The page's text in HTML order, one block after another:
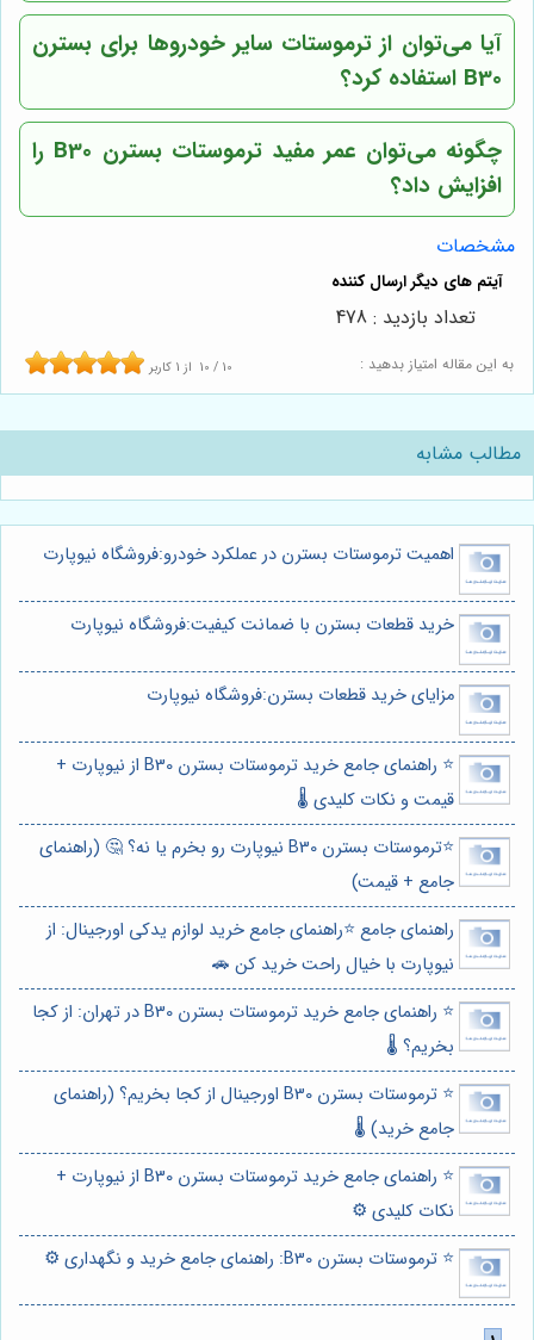
آیا می‌توان از ترموستات سایر خودروها برای بسترن
B30 استفاده کرد؟
چگونه می‌توان عمر مفید ترموستات بسترن B30 را
افزایش داد؟
مشخصات
به این مقاله امتیاز بدهید : 10 / 10 از 1 کاربر
تعداد بازدید : 478
مطالب مشابه
اهمیت ترموستات بسترن در عملکرد خودرو:فروشگاه نیوپارت
خرید قطعات بسترن با ضمانت کیفیت:فروشگاه نیوپارت
مزایای خرید قطعات بسترن:فروشگاه نیوپارت
⭐️ راهنمای جامع خرید ترموستات بسترن B30 از نیوپارت +
قیمت و نکات کلیدی 🌡️
⭐️ترموستات بسترن B30 نیوپارت رو بخرم یا نه؟ 🤔 (راهنمای
جامع + قیمت)
راهنمای جامع ⭐️راهنمای جامع خرید لوازم یدکی اورجینال: از
نیوپارت با خیال راحت خرید کن 🚗
⭐️ راهنمای جامع خرید ترموستات بسترن B30 در تهران: از کجا
بخریم؟ 🌡️
⭐️ ترموستات بسترن B30 اورجینال از کجا بخریم؟ (راهنمای
جامع خرید) 🌡️
⭐️ راهنمای جامع خرید ترموستات بسترن B30 از نیوپارت +
نکات کلیدی ⚙️
⭐️ ترموستات بسترن B30: راهنمای جامع خرید و نگهداری ⚙️